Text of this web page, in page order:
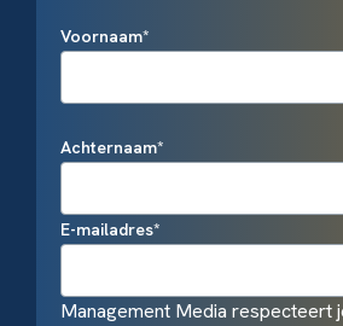
Voornaam*
Achternaam*
E-mailadres*
Management Media respecteert